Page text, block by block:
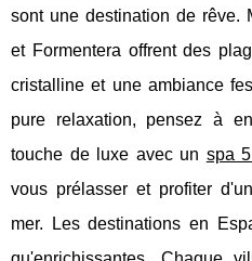
sont une destination de rêve.
et Formentera offrent des
cristalline et une ambiance
pure relaxation, pensez à
touche de luxe avec un spa
vous prélasser et profiter
mer. Les destinations en